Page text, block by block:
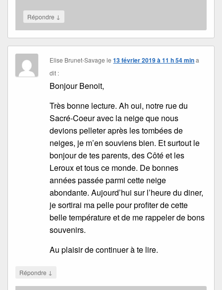
Répondre ↓
Elise Brunet-Savage le13 février 2019 à 11 h 54 min a
dit :
Bonjour Benoit,
Très bonne lecture. Ah oui, notre rue du
Sacré-Coeur avec la neige que nous
devions pelleter après les tombées de
neiges, je m’en souviens bien. Et surtout le
bonjour de tes parents, des Côté et les
Leroux et tous ce monde. De bonnes
années passée parmi cette neige
abondante. Aujourd’hui sur l’heure du diner,
je sortirai ma pelle pour profiter de cette
belle température et de me rappeler de bons
souvenirs.
Au plaisir de continuer à te lire.
Répondre ↓